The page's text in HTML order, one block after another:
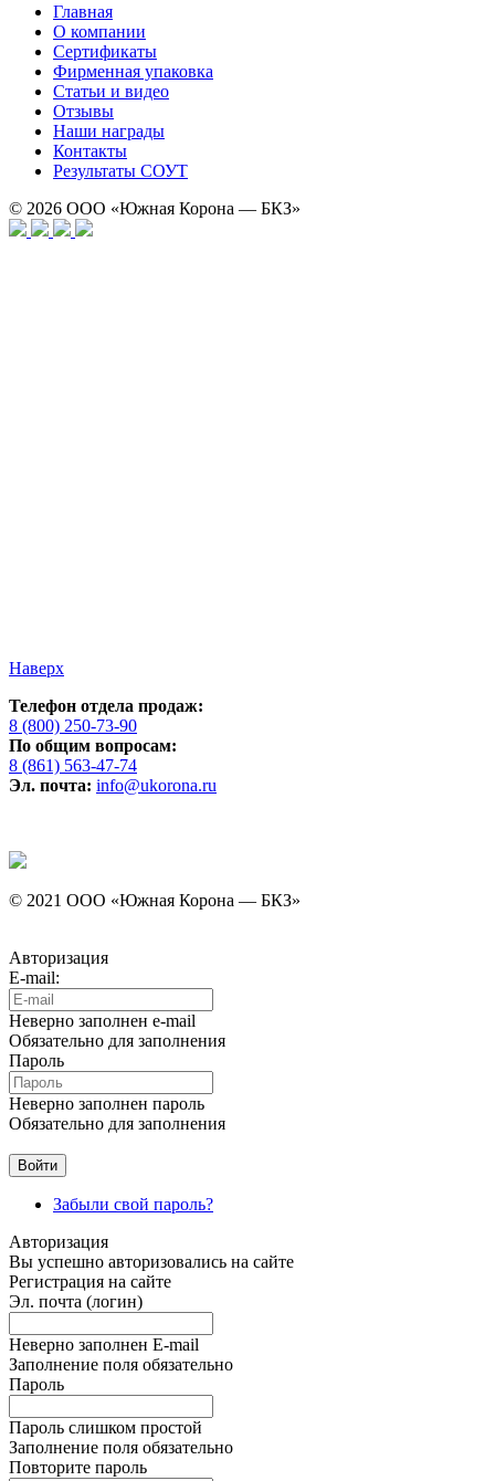
Главная
О компании
Сертификаты
Фирменная упаковка
Статьи и видео
Отзывы
Наши награды
Контакты
Результаты СОУТ
© 2026 ООО «Южная Корона — БКЗ»
Наверх
Телефон отдела продаж:
8 (800) 250-73-90
По общим вопросам:
8 (861) 563-47-74
Эл. почта: info@ukorona.ru
© 2021 ООО «Южная Корона — БКЗ»
Авторизация
E-mail:
Неверно заполнен e-mail
Обязательно для заполнения
Пароль
Неверно заполнен пароль
Обязательно для заполнения
Забыли свой пароль?
Авторизация
Вы успешно авторизовались на сайте
Регистрация на сайте
Эл. почта (логин)
Неверно заполнен E-mail
Заполнение поля обязательно
Пароль
Пароль слишком простой
Заполнение поля обязательно
Повторите пароль